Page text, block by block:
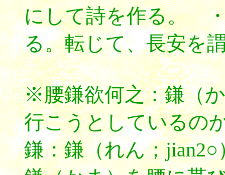
にして詩を作る。
る。転じて、長安を
※腰鎌欲何之：鎌（
行こうとしているの
鎌：鎌（れん；